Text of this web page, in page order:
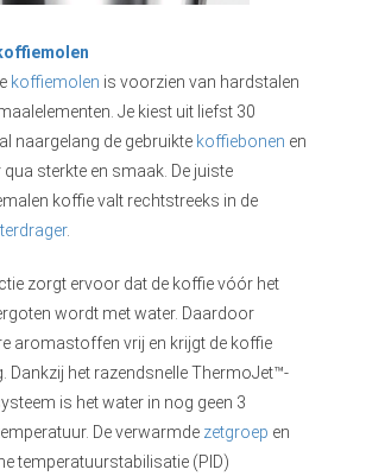
koffiemolen is voorzien van hardstalen
Je kiest uit liefst 30
naargelang de gebruikte koffiebonen en
sterkte en smaak. De juiste
koffie valt rechtstreeks in de
.
zorgt ervoor dat de koffie vóór het
wordt met water. Daardoor
aromastoffen vrij en krijgt de koffie
Dankzij het razendsnelle ThermoJet™-
is het water in nog geen 3
De verwarmde zetgroep en
temperatuurstabilisatie (PID)